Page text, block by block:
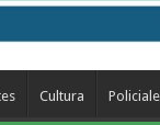
Cultura